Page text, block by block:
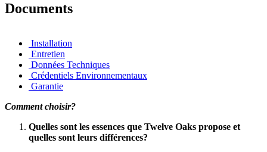
Documents
Installation
Entretien
Données Techniques
Crédentiels Environnementaux
Garantie
Comment choisir?
Quelles sont les essences que Twelve Oaks propose et
quelles sont leurs différences?